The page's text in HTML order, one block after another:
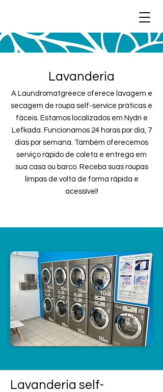
Lavanderia
A Laundromatgreece oferece lavagem e
secagem de roupa self-service práticas e
fáceis. Estamos localizados em Nydri e
Lefkada. Funcionamos 24 horas por dia, 7
dias por semana. Também oferecemos
serviço rápido de coleta e entrega em
sua casa ou barco. Receba suas roupas
limpas de volta de forma rápida e
acessível!
Lavanderia self-